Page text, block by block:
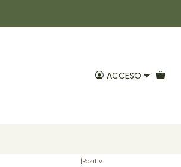
ACCESO
|Positiv